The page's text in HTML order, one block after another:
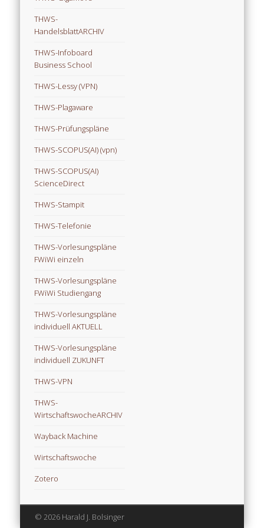
THWS-
HandelsblattARCHIV
THWS-Infoboard
Business School
THWS-Lessy (VPN)
THWS-Plagaware
THWS-Prüfungspläne
THWS-SCOPUS(AI) (vpn)
THWS-SCOPUS(AI)
ScienceDirect
THWS-Stampit
THWS-Telefonie
THWS-Vorlesungspläne
FWiWi einzeln
THWS-Vorlesungspläne
FWiWi Studiengang
THWS-Vorlesungspläne
individuell AKTUELL
THWS-Vorlesungspläne
individuell ZUKUNFT
THWS-VPN
THWS-
WirtschaftswocheARCHIV
Wayback Machine
Wirtschaftswoche
Zotero
© 2026 Harald J. Bolsinger